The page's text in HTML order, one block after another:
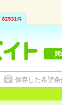
82531件
保存した希望条
関